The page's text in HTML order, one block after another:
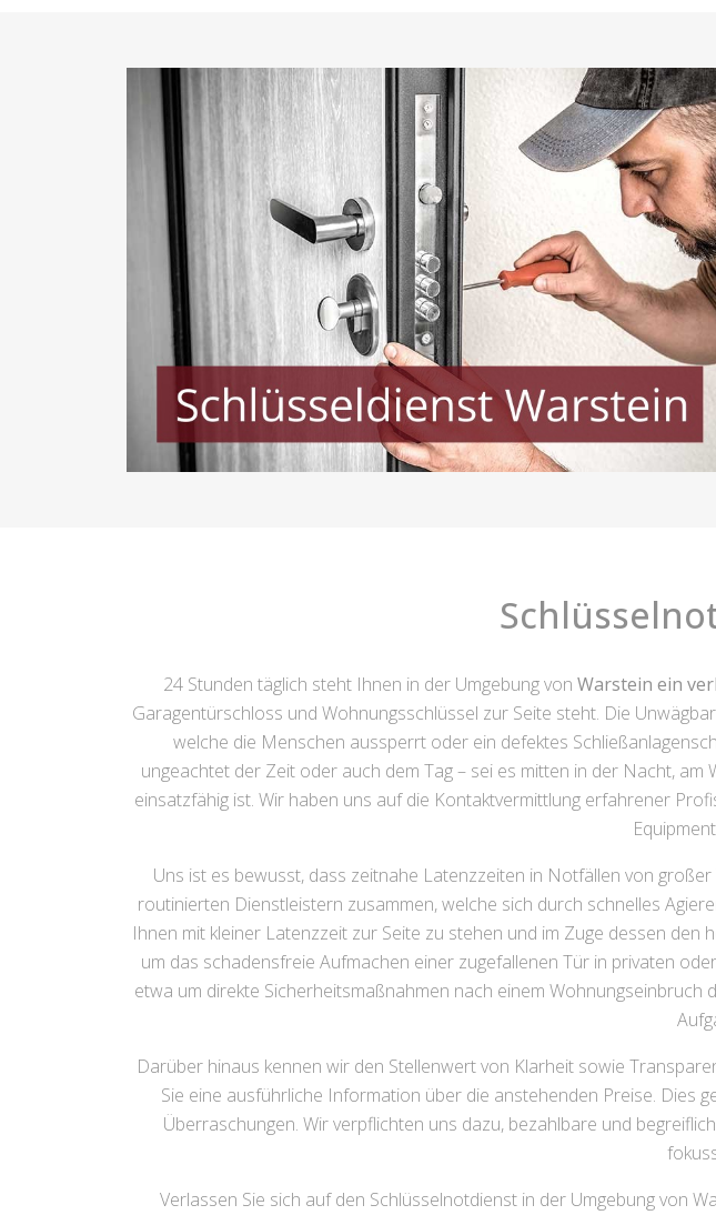
24 Stunden täglich steht Ihnen in der Umgebung von Warstein ein
Garagentürschloss und Wohnungsschlüssel zur Seite steht. Die
welche die Menschen aussperrt oder ein defektes
ungeachtet der Zeit oder auch dem Tag – sei es mitten in der Nacht,
einsatzfähig ist. Wir haben uns auf die Kontaktvermittlung erfahrener
Uns ist es bewusst, dass zeitnahe Latenzzeiten in Notfällen von
routinierten Dienstleistern zusammen, welche sich durch schnelles
Ihnen mit kleiner Latenzzeit zur Seite zu stehen und im Zuge dessen
um das schadensfreie Aufmachen einer zugefallenen Tür in privaten
etwa um direkte Sicherheitsmaßnahmen nach einem
Darüber hinaus kennen wir den Stellenwert von Klarheit sowie
Sie eine ausführliche Information über die anstehenden Preise. Dies
Überraschungen. Wir verpflichten uns dazu, bezahlbare und
Verlassen Sie sich auf den Schlüsselnotdienst in der Umgebung von